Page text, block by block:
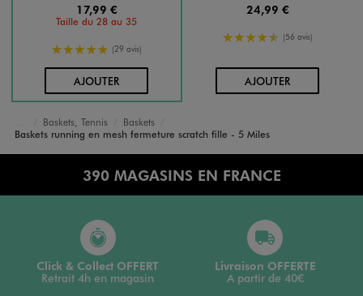
17,99 €
Taille du 28 au 35
5/5 de moyenne
(29 avis)
AJOUTERAU PANIER
24,99 €
4.5/5 de moyenne
(56 avis)
AJOUTERAU PANIER
Accueil
Fille
Chaussures
Baskets, Tennis
Baskets
Baskets running en mesh fermeture scratch fille - 5 Miles
390 MAGASINS EN FRANCE
Click & Collect OFFERT
Retrait 4h en magasin
Livraison OFFERTE
A partir de 40€